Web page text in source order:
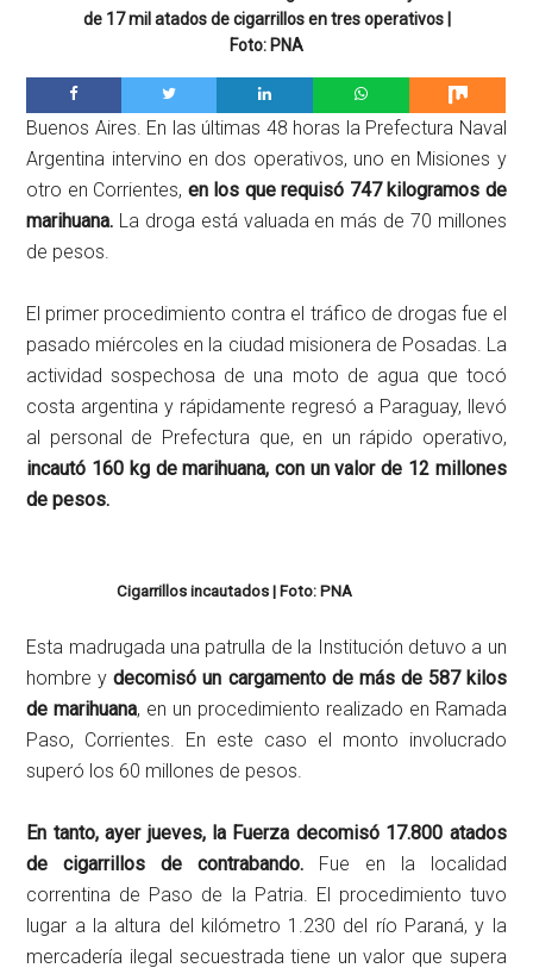
de 17 mil atados de cigarrillos en tres operativos |
Foto: PNA
Buenos Aires. En las últimas 48 horas la Prefectura Naval
Argentina intervino en dos operativos, uno en Misiones y
otro en Corrientes, en los que requisó 747 kilogramos de
marihuana. La droga está valuada en más de 70 millones
de pesos.
El primer procedimiento contra el tráfico de drogas fue el
pasado miércoles en la ciudad misionera de Posadas. La
actividad sospechosa de una moto de agua que tocó
costa argentina y rápidamente regresó a Paraguay, llevó
al personal de Prefectura que, en un rápido operativo,
incautó 160 kg de marihuana, con un valor de 12 millones
de pesos.
Cigarrillos incautados | Foto: PNA
Esta madrugada una patrulla de la Institución detuvo a un
hombre ydecomisó un cargamento de más de 587 kilos
de marihuana, en un procedimiento realizado en Ramada
Paso, Corrientes. En este caso el monto involucrado
superó los 60 millones de pesos.
En tanto, ayer jueves, la Fuerza decomisó 17.800 atados
de cigarrillos de contrabando. Fue en la localidad
correntina de Paso de la Patria. El procedimiento tuvo
lugar a la altura del kilómetro 1.230 del río Paraná, y la
mercadería ilegal secuestrada tiene un valor que supera